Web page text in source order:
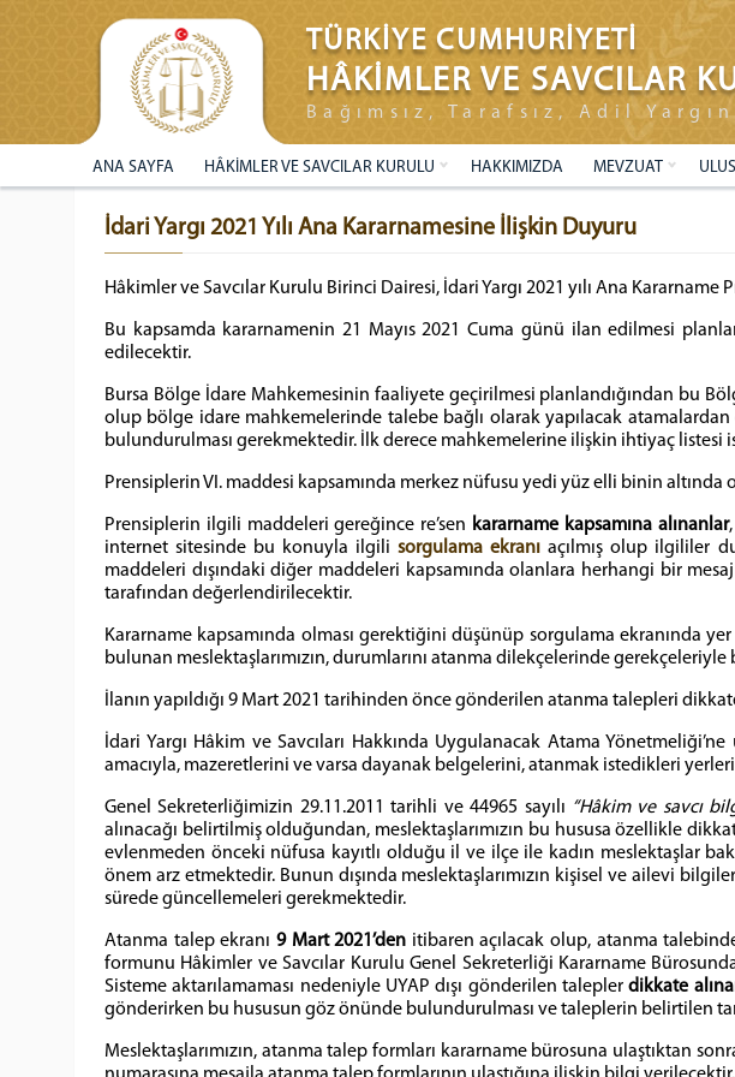
TÜRKİYE CUMHURİYETİ
HÂKİMLER VE SAVCILAR
Bağımsız, Tarafsız, Adil
ANA SAYFA HÂKİMLER VE SAVCILAR KURULU HAKKIMIZDA MEVZUAT
İdari Yargı 2021 Yılı Ana Kararnamesine İlişkin Duyuru
Hâkimler ve Savcılar Kurulu Birinci Dairesi, İdari Yargı 2021 yılı Ana
Bu kapsamda kararnamenin 21 Mayıs 2021 Cuma günü ilan edilmesi
edilecektir.
Bursa Bölge İdare Mahkemesinin faaliyete geçirilmesi planlandığından bu
olup bölge idare mahkemelerinde talebe bağlı olarak yapılacak
bulundurulması gerekmektedir. İlk derece mahkemelerine ilişkin ihtiyaç listesi
Prensiplerin VI. maddesi kapsamında merkez nüfusu yedi yüz elli binin
Prensiplerin ilgili maddeleri gereğince re’sen kararname kapsamına alınanlar
internet sitesinde bu konuyla ilgilisorgulama ekranı açılmış olup ilgililer
maddeleri dışındaki diğer maddeleri kapsamında olanlara herhangi bir
tarafından değerlendirilecektir.
Kararname kapsamında olması gerektiğini düşünüp sorgulama ekranında
bulunan meslektaşlarımızın, durumlarını atanma dilekçelerinde
İlanın yapıldığı 9 Mart 2021 tarihinden önce gönderilen atanma talepleri
İdari Yargı Hâkim ve Savcıları Hakkında Uygulanacak Atama
amacıyla, mazeretlerini ve varsa dayanak belgelerini, atanmak istedikleri
Genel Sekreterliğimizin 29.11.2011 tarihli ve 44965 sayılı “Hâkim ve savcı
alınacağı belirtilmiş olduğundan, meslektaşlarımızın bu hususa özellikle
evlenmeden önceki nüfusa kayıtlı olduğu il ve ilçe ile kadın meslektaşlar
önem arz etmektedir. Bunun dışında meslektaşlarımızın kişisel ve ailevi
sürede güncellemeleri gerekmektedir.
Atanma talep ekranı 9 Mart 2021’den itibaren açılacak olup, atanma
formunu Hâkimler ve Savcılar Kurulu Genel Sekreterliği Kararname
Sisteme aktarılamaması nedeniyle UYAP dışı gönderilen taleplerdikkate
gönderirken bu hususun göz önünde bulundurulması ve taleplerin belirtilen
Meslektaşlarımızın, atanma talep formları kararname bürosuna ulaştıktan